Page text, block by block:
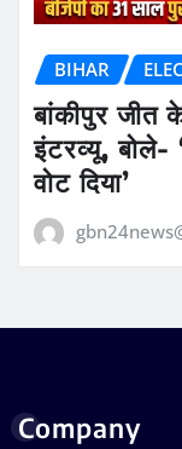
BIHAR
बांकीपुर जीत
इंटरव्यू,
वोट दिया’
Company